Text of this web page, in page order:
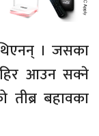
। जसका
आउन सक्ने
तीब्र बहावका